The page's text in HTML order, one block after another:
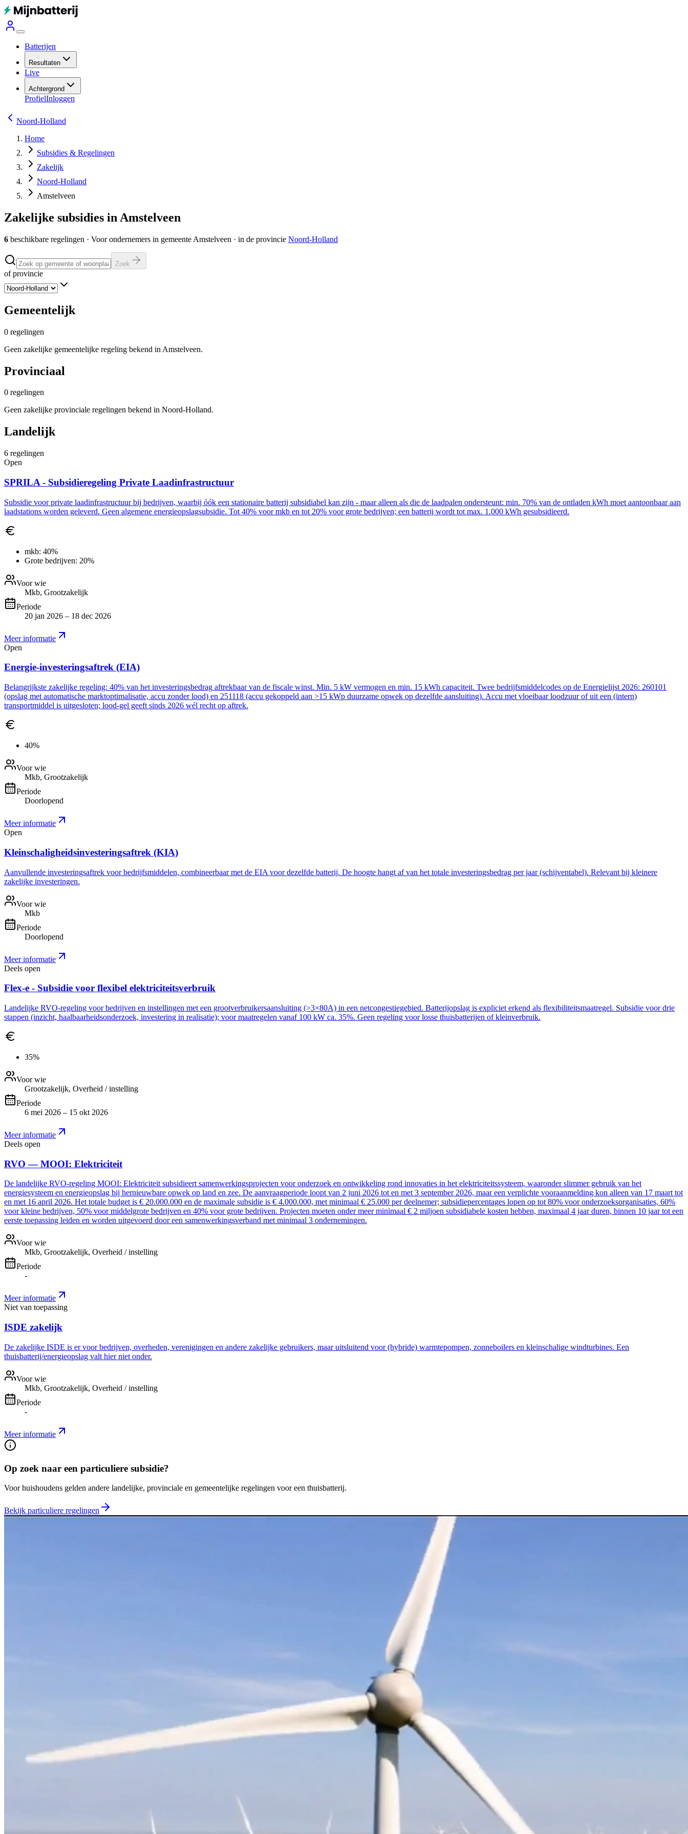
Batterijen
Resultaten
Live
Achtergrond
ProfielInloggen
Noord-Holland
Home
Subsidies & Regelingen
Zakelijk
Noord-Holland
Amstelveen
Zakelijke subsidies in Amstelveen
6 beschikbare regelingen · Voor ondernemers in gemeente Amstelveen · in de provincie Noord-Holland
Zoek
of provincie
Gemeentelijk
0 regelingen
Geen zakelijke gemeentelijke regeling bekend in Amstelveen.
Provinciaal
0 regelingen
Geen zakelijke provinciale regelingen bekend in Noord-Holland.
Landelijk
6 regelingen
Open
SPRILA - Subsidieregeling Private Laadinfrastructuur
Subsidie voor private laadinfrastructuur bij bedrijven, waarbij óók een stationaire batterij subsidiabel kan zijn - maar alleen als die de laadpalen ondersteunt: min. 70% van de ontladen kWh moet aantoonbaar aan
laadstations worden geleverd. Geen algemene energieopslagsubsidie. Tot 40% voor mkb en tot 20% voor grote bedrijven; een batterij wordt tot max. 1.000 kWh gesubsidieerd.
mkb: 40%
Grote bedrijven: 20%
Voor wie
Mkb, Grootzakelijk
Periode
20 jan 2026 – 18 dec 2026
Meer informatie
Open
Energie-investeringsaftrek (EIA)
Belangrijkste zakelijke regeling: 40% van het investeringsbedrag aftrekbaar van de fiscale winst. Min. 5 kW vermogen en min. 15 kWh capaciteit. Twee bedrijfsmiddelcodes op de Energielijst 2026: 260101
(opslag met automatische marktoptimalisatie, accu zonder lood) en 251118 (accu gekoppeld aan >15 kWp duurzame opwek op dezelfde aansluiting). Accu met vloeibaar loodzuur of uit een (intern)
transportmiddel is uitgesloten; lood-gel geeft sinds 2026 wél recht op aftrek.
40%
Voor wie
Mkb, Grootzakelijk
Periode
Doorlopend
Meer informatie
Open
Kleinschaligheidsinvesteringsaftrek (KIA)
Aanvullende investeringsaftrek voor bedrijfsmiddelen, combineerbaar met de EIA voor dezelfde batterij. De hoogte hangt af van het totale investeringsbedrag per jaar (schijventabel). Relevant bij kleinere
zakelijke investeringen.
Voor wie
Mkb
Periode
Doorlopend
Meer informatie
Deels open
Flex-e - Subsidie voor flexibel elektriciteitsverbruik
Landelijke RVO-regeling voor bedrijven en instellingen met een grootverbruikersaansluiting (>3×80A) in een netcongestiegebied. Batterijopslag is expliciet erkend als flexibiliteitsmaatregel. Subsidie voor drie
stappen (inzicht, haalbaarheidsonderzoek, investering in realisatie); voor maatregelen vanaf 100 kW ca. 35%. Geen regeling voor losse thuisbatterijen of kleinverbruik.
35%
Voor wie
Grootzakelijk, Overheid / instelling
Periode
6 mei 2026 – 15 okt 2026
Meer informatie
Deels open
RVO — MOOI: Elektriciteit
De landelijke RVO-regeling MOOI: Elektriciteit subsidieert samenwerkingsprojecten voor onderzoek en ontwikkeling rond innovaties in het elektriciteitssysteem, waaronder slimmer gebruik van het
energiesysteem en energieopslag bij hernieuwbare opwek op land en zee. De aanvraagperiode loopt van 2 juni 2026 tot en met 3 september 2026, maar een verplichte vooraanmelding kon alleen van 17 maart tot
en met 16 april 2026. Het totale budget is € 20.000.000 en de maximale subsidie is € 4.000.000, met minimaal € 25.000 per deelnemer; subsidiepercentages lopen op tot 80% voor onderzoeksorganisaties, 60%
voor kleine bedrijven, 50% voor middelgrote bedrijven en 40% voor grote bedrijven. Projecten moeten onder meer minimaal € 2 miljoen subsidiabele kosten hebben, maximaal 4 jaar duren, binnen 10 jaar tot een
eerste toepassing leiden en worden uitgevoerd door een samenwerkingsverband met minimaal 3 ondernemingen.
Voor wie
Mkb, Grootzakelijk, Overheid / instelling
Periode
-
Meer informatie
Niet van toepassing
ISDE zakelijk
De zakelijke ISDE is er voor bedrijven, overheden, verenigingen en andere zakelijke gebruikers, maar uitsluitend voor (hybride) warmtepompen, zonneboilers en kleinschalige windturbines. Een
thuisbatterij/energieopslag valt hier niet onder.
Voor wie
Mkb, Grootzakelijk, Overheid / instelling
Periode
-
Meer informatie
Op zoek naar een particuliere subsidie?
Voor huishoudens gelden andere landelijke, provinciale en gemeentelijke regelingen voor een thuisbatterij.
Bekijk particuliere regelingen